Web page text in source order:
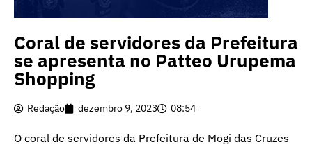
Coral de servidores da Prefeitura
se apresenta no Patteo Urupema
Shopping
Redação dezembro 9, 2023 08:54
O coral de servidores da Prefeitura de Mogi das Cruzes